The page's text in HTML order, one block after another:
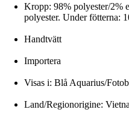
Kropp: 98% polyester/2%
polyester. Under fötterna:
Handtvätt
Importera
Visas i: Blå Aquarius/
Land/Regionorigine: